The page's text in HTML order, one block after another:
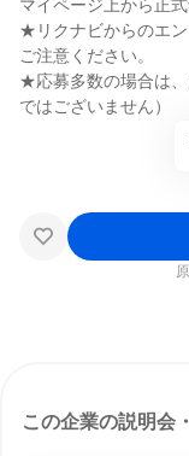
マイページ上から正
★リクナビからのエ
ご注意ください。
★応募多数の場合は
ではございません）
この企業の説明会